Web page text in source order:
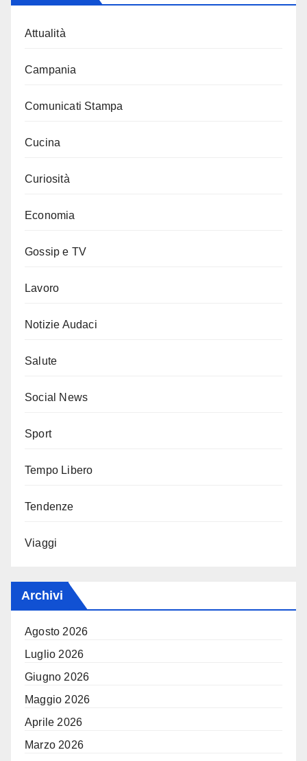
Attualità
Campania
Comunicati Stampa
Cucina
Curiosità
Economia
Gossip e TV
Lavoro
Notizie Audaci
Salute
Social News
Sport
Tempo Libero
Tendenze
Viaggi
Archivi
Agosto 2026
Luglio 2026
Giugno 2026
Maggio 2026
Aprile 2026
Marzo 2026